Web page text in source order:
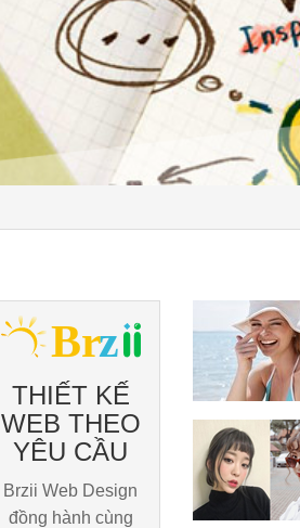
THIẾT KẾ
WEB THEO
YÊU CẦU
Brzii Web Design
đồng hành cùng